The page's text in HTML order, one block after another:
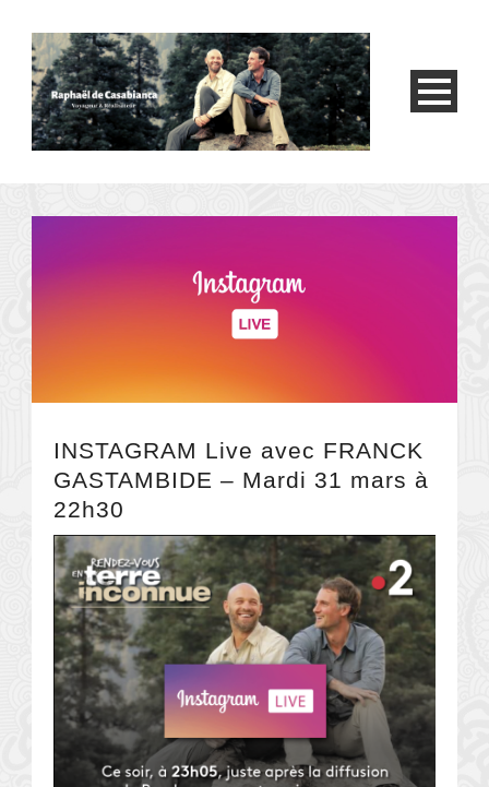
INSTAGRAM Live avec FRANCK
GASTAMBIDE – Mardi 31 mars à
22h30